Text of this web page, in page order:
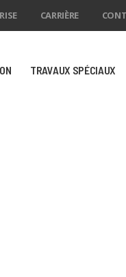
CARRIÈRE
TRAVAUX SPÉCIAUX